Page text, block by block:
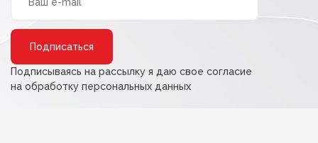
Подписываясь на рассылку я даю свое согласие
на обработку персональных данных